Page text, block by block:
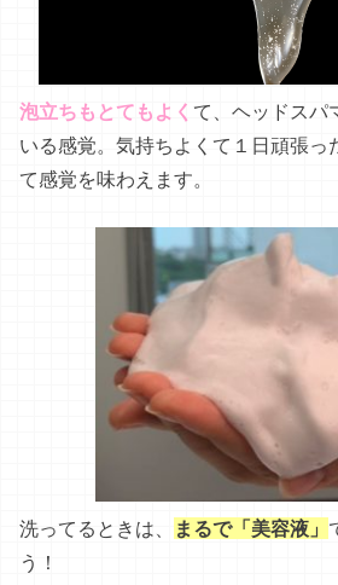
洗ってるときは、 まるで「美容液」
お風呂上りには過去に体験したこと
生まれ変わったのかっ
でお風呂上りにドライヤーをかけると